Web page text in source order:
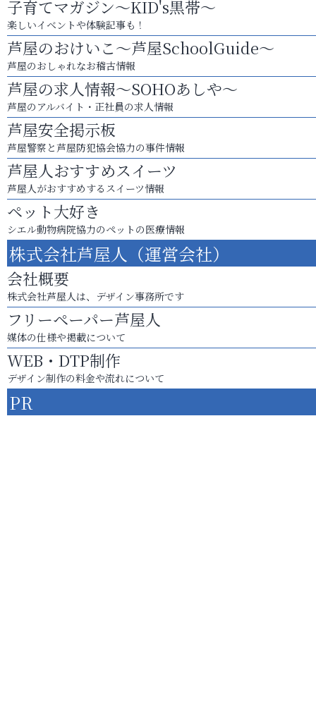
子育てマガジン～KID's黒帯～
楽しいイベントや体験記事も！
芦屋のおけいこ～芦屋SchoolGuide～
芦屋のおしゃれなお稽古情報
芦屋の求人情報～SOHOあしや～
芦屋のアルバイト・正社員の求人情報
芦屋安全掲示板
芦屋警察と芦屋防犯協会協力の事件情報
芦屋人おすすめスイーツ
芦屋人がおすすめするスイーツ情報
ペット大好き
シエル動物病院協力のペットの医療情報
株式会社芦屋人（運営会社）
会社概要
株式会社芦屋人は、デザイン事務所です
フリーペーパー芦屋人
媒体の仕様や掲載について
WEB・DTP制作
デザイン制作の料金や流れについて
PR